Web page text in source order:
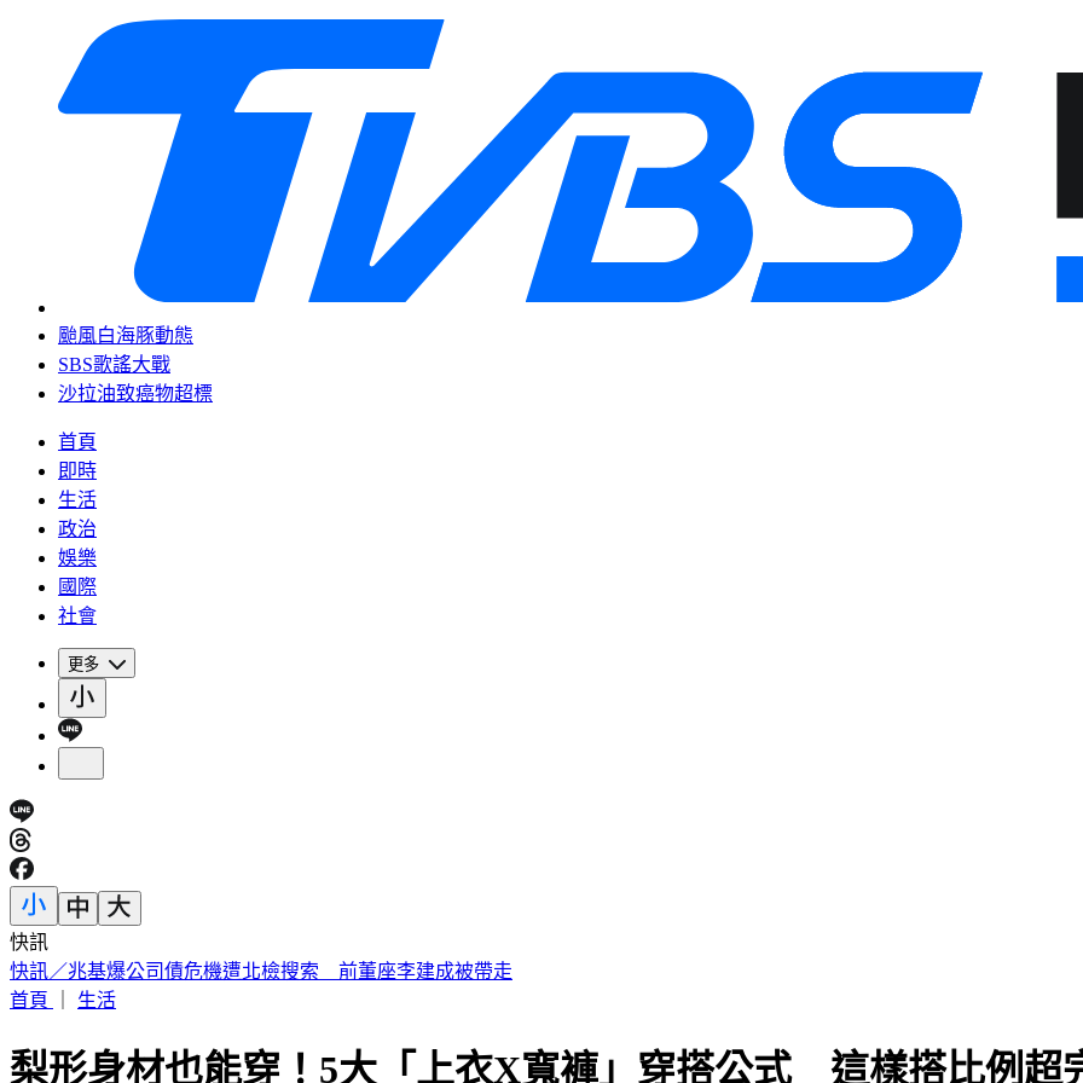
颱風白海豚動態
SBS歌謠大戰
沙拉油致癌物超標
首頁
即時
生活
政治
娛樂
國際
社會
更多
快訊
即時新聞快報！ 立即下載TVBS新聞APP
首頁
生活
梨形身材也能穿！5大「上衣X寬褲」穿搭公式 這樣搭比例超